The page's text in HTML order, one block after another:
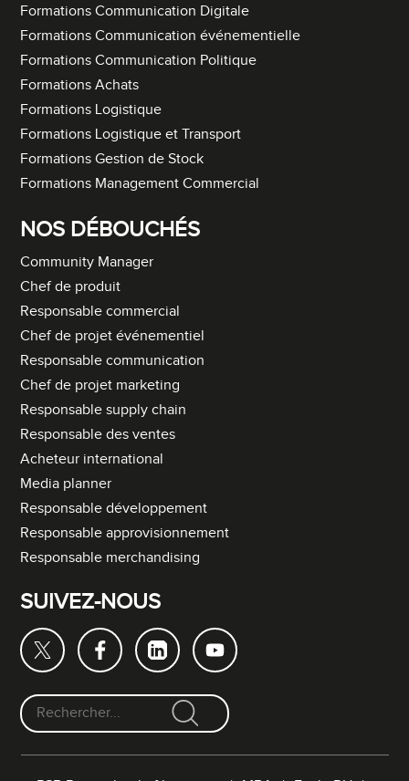
Formations Communication Digitale
Formations Communication événementielle
Formations Communication Politique
Formations Achats
Formations Logistique
Formations Logistique et Transport
Formations Gestion de Stock
Formations Management Commercial
NOS DÉBOUCHÉS
Community Manager
Chef de produit
Responsable commercial
Chef de projet événementiel
Responsable communication
Chef de projet marketing
Responsable supply chain
Responsable des ventes
Acheteur international
Media planner
Responsable développement
Responsable approvisionnement
Responsable merchandising
SUIVEZ-NOUS
F